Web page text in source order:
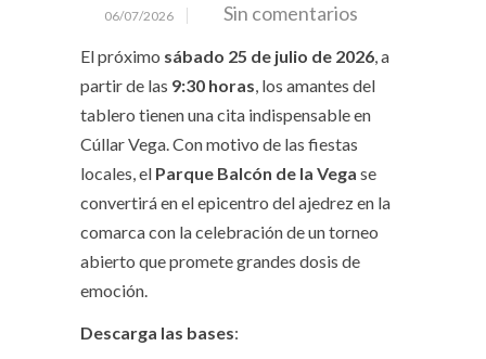
06/07/2026 Sin comentarios
El próximo sábado 25 de julio de 2026, a
partir de las 9:30 horas, los amantes del
tablero tienen una cita indispensable en
Cúllar Vega. Con motivo de las fiestas
locales, el Parque Balcón de la Vega se
convertirá en el epicentro del ajedrez en la
comarca con la celebración de un torneo
abierto que promete grandes dosis de
emoción.
Descarga las bases: